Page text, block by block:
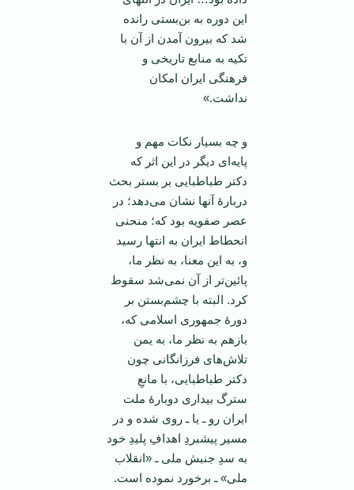
این دوره به بن‌بستی رانده
شد که بیرون آمدن از آن با
تکیه به منابع تاریخی و
فرهنگی ایران امکان
نداشت.»
و چه بسیار نکات مهم و
پایه‌ای دیگر در این اثر که
دکتر طباطبایی بر بستر بحث
دربارۀ آنها نشان می‌دهد؛ در
عصر صفویه بود که؛ منحنی
انحطاط ایران به انتها رسید
و، به این معنا، به نظر ما،
پائین‌تر از آن نمی‌شد سقوط
کرد. البته با چشم‌بستن بر
دورۀ جمهوری اسلامی که،
بازهم به نظر ما، به یمن
تلاش‌های فرزانگانی چون
دکتر طباطبایی، با مانعِ
سترگ بیداری دوبارۀ ملت
ایران رو ـ یا ـ روی شده و در
مسیر پیشبردِ اهدافِ پلیدِ خود
به سدِ جنبش ملی ـ «انقلاب
ملی» ـ برخورد نموده است.